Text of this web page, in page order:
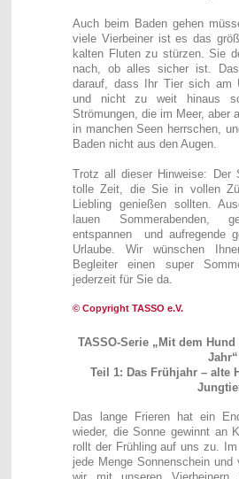
Auch beim Baden gehen
viele Vierbeiner ist es das
kalten Fluten zu stürzen. Sie
nach, ob alles sicher ist.
darauf, dass Ihr Tier sich am
und nicht zu weit hinaus
Strömungen, die im Meer, aber
in manchen Seen herrschen,
Baden nicht aus den Augen.
Trotz all dieser Hinweise: Der
tolle Zeit, die Sie in vollen
Liebling genießen sollten.
lauen Sommerabenden,
entspannen und aufregende
Urlaube. Wir wünschen
Begleiter einen super
jederzeit für Sie da.
© Copyright TASSO e.V.
TASSO-Serie „Mit dem
Jahr“
Teil 1: Das Frühjahr – alte
Das lange Frieren hat ein
wieder, die Sonne gewinnt an
rollt der Frühling auf uns zu.
jede Menge Sonnenschein